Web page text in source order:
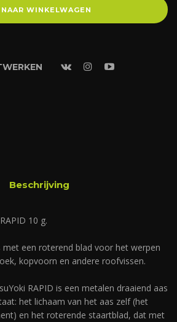
NAAR WINKELWAGEN
Beschrijving
10 g.
een roterend blad voor het werpen
kopvoorn en andere roofvissen.
RAPID is een metalen draaiend aas
het lichaam van het aas zelf (het
en het roterende staartblad, dat met